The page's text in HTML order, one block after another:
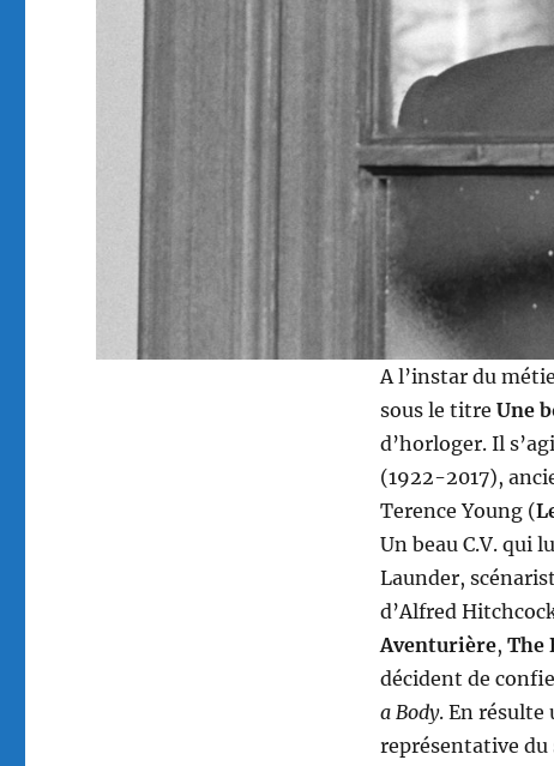
A l’instar du
sous le titre Une
d’horloger. Il
(1922-2017),
Terence Young (
Un beau C.V. qui
Launder,
d’Alfred
Aventurière, The
décident de
a Body. En résulte
représentative